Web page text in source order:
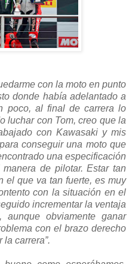
con la moto en punto
donde había adelantado a
poco, al final de carrera lo
luchar con Tom, creo que la
con Kawasaki y mis
conseguir una moto que
una especificación
de pilotar. Estar tan
el que va tan fuerte, es muy
con la situación en el
incrementar la ventaja
obviamente ganar
con el brazo derecho
carrera”.